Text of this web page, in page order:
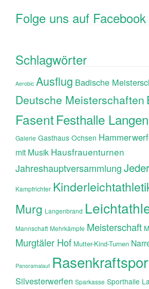
Folge uns auf Facebook
Schlagwörter
Aerobic Ausflug Badische
Deutsche Meisterschaften
FasentFesthalle
Galerie Gasthaus Ochsen
mit Musik Hausfrauenturnen
Jahreshauptversammlung
Kampfrichter
Murg Langenbrand
Mannschaft Mehrkämpfe Meisterschaft
Murgtäler Hof Mutter-Kind-Turnen
Panoramalauf
Silvesterwerfen Sparkasse Sporthalle